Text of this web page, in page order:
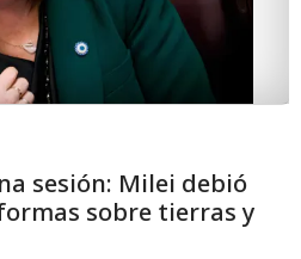
sesión: Milei debió
sobre tierras y